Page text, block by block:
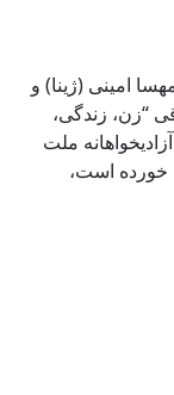
امینی (ژینا) و
“زن، زندگی،
ملت
خورده است،